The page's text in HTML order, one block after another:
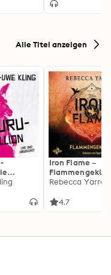
Alle Titel anzeigen
5)
Iron Flame –
heißersehnte
Rebecca Yarros
4.7